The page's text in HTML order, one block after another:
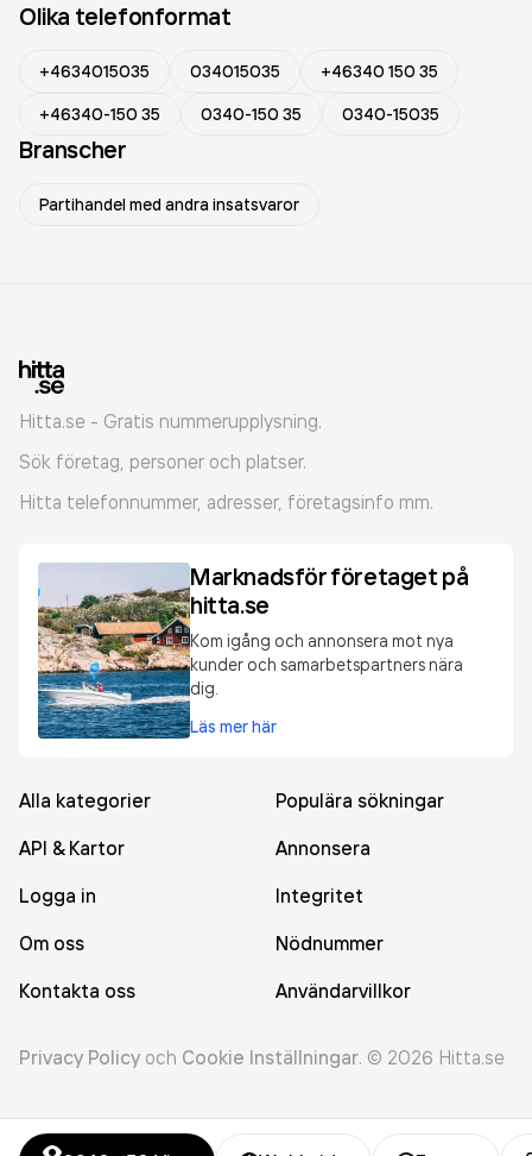
Olika telefonformat
+4634015035 034015035
+46340 150 35
+46340-150 35
0340-150 35 0340-15035
Branscher
Partihandel med andra insatsvaror
Hitta.se - Gratis nummerupplysning.
Sök företag, personer och platser.
Hitta telefonnummer, adresser, företagsinfo mm.
Marknadsför företaget på
hitta.se
Kom igång och annonsera mot nya
kunder och samarbetspartners nära
dig.
Läs mer här
Alla kategorier
Populära sökningar
API & Kartor
Annonsera
Logga in
Integritet
Om oss
Nödnummer
Kontakta oss
Användarvillkor
Privacy Policy och Cookie Inställningar. © 2026 Hitta.se